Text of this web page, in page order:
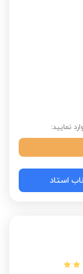
نمایید:
استاد